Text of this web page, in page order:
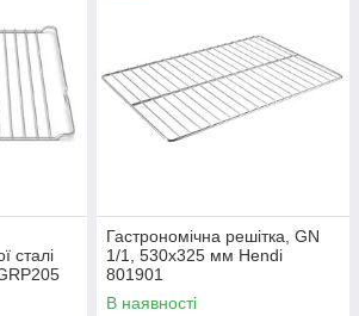
сталі
Гастрономічна решітка, GN
1/1, 530x325 мм Hendi
801901
В наявності